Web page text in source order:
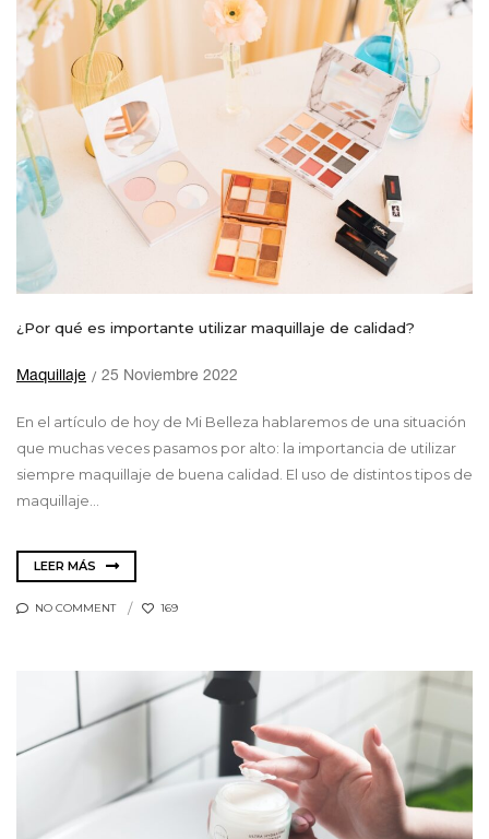
¿Por qué es importante utilizar maquillaje de calidad?
Maquillaje 25 Noviembre 2022
En el artículo de hoy de Mi Belleza hablaremos de una situación
que muchas veces pasamos por alto: la importancia de utilizar
siempre maquillaje de buena calidad. El uso de distintos tipos de
maquillaje...
LEER MÁS
NO COMMENT 169